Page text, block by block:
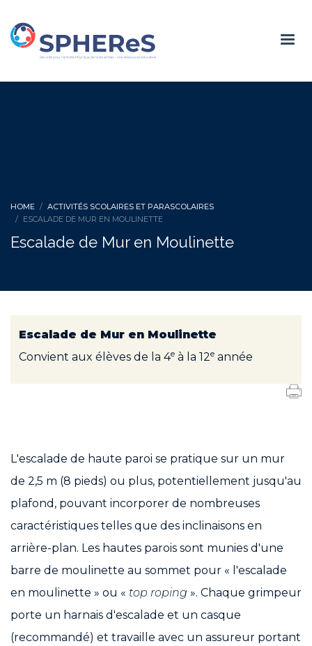
HOME
ACTIVITÉS SCOLAIRES ET PARASCOLAIRES
ESCALADE DE MUR EN MOULINETTE
Escalade de Mur en Moulinette
Escalade de Mur en Moulinette
Convient aux élèves de la 4e à la 12e année
L'escalade de haute paroi se pratique sur un mur
de 2,5 m (8 pieds) ou plus, potentiellement jusqu'au
plafond, pouvant incorporer de nombreuses
caractéristiques telles que des inclinaisons en
arrière-plan. Les hautes parois sont munies d'une
barre de moulinette au sommet pour « l'escalade
en moulinette » ou « top roping ». Chaque grimpeur
porte un harnais d'escalade et un casque
(recommandé) et travaille avec un assureur portant